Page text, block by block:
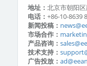
地址： 北京市朝阳
电话： +86-10-8639
新闻投稿：
市场合作：
产品咨询：
技术支持：
广告投放：